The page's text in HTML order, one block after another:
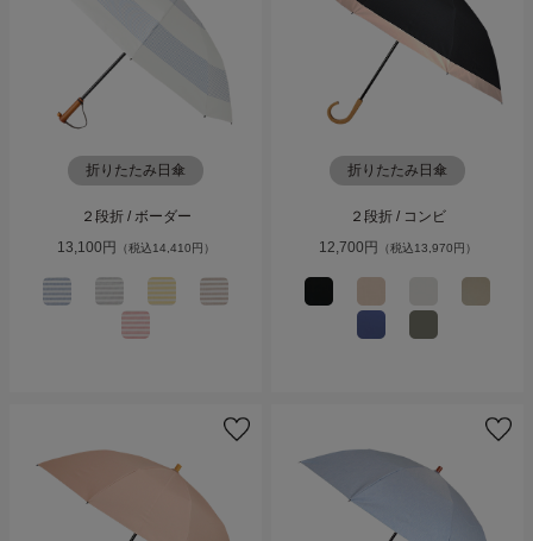
折りたたみ日傘
２段折 / ボーダー
13,100円
（税込14,410円）
折りたたみ日傘
２段折 / コンビ
12,700円
（税込13,970円）